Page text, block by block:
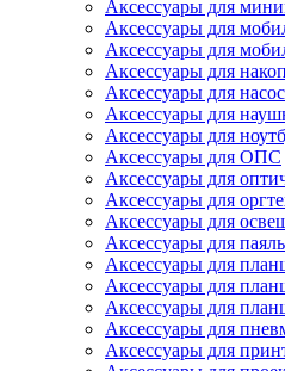
Аксессуары для
Аксессуары для
Аксессуары для
Аксессуары для
Аксессуары для
Аксессуары для
Аксессуары для
Аксессуары для ОПС
Аксессуары для
Аксессуары для
Аксессуары для
Аксессуары для
Аксессуары для
Аксессуары для
Аксессуары для
Аксессуары для
Аксессуары для